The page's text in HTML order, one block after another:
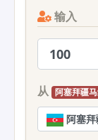
输入
从 阿塞拜疆
阿塞